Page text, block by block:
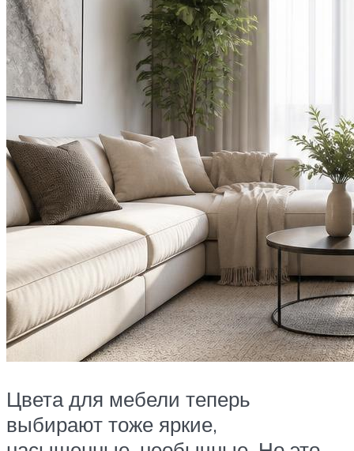
Цвета для мебели теперь
выбирают тоже яркие,